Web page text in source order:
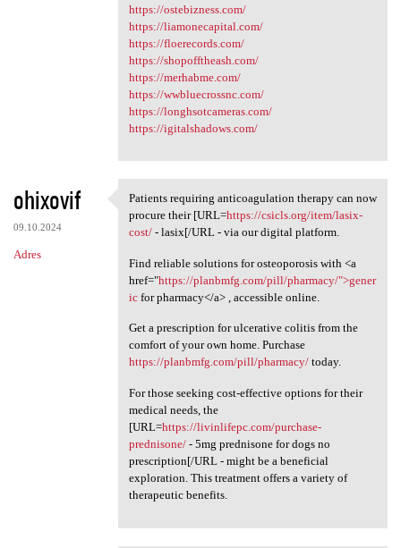
https://ostebizness.com/
https://liamonecapital.com/
https://floerecords.com/
https://shopofftheash.com/
https://merhabme.com/
https://wwbluecrossnc.com/
https://longhsotcameras.com/
https://igitalshadows.com/
ohixovif
09.10.2024
Adres
Patients requiring
Patients requiring anticoagulation therapy can now
procure their [URL=https://csicls.org/item/lasix-
cost/- lasix[/URL - via our digital platform.
Find reliable solutions for osteoporosis with <a
href="https://planbmfg.com/pill/pharmacy/">gener
icfor pharmacy</a> , accessible online.
Get a prescription for ulcerative colitis from the
comfort of your own home. Purchase
https://planbmfg.com/pill/pharmacy/today.
For those seeking cost-effective options for their
medical needs, the
[URL=https://livinlifepc.com/purchase-
prednisone/- 5mg prednisone for dogs no
prescription[/URL - might be a beneficial
exploration. This treatment offers a variety of
therapeutic benefits.